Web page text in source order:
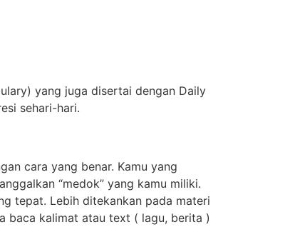
yang juga disertai dengan Daily
sehari-hari.
cara yang benar. Kamu yang
“medok” yang kamu miliki.
tepat. Lebih ditekankan pada materi
baca kalimat atau text ( lagu, berita )